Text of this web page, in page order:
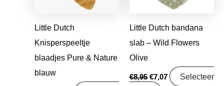
Little Dutch
Knisperspeeltje
blaadjes Pure & Nature
blauw
Little Dutch bandana
slab – Wild Flowers
Olive
€8,95 €7,07
Selecteer